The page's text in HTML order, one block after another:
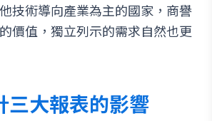
技術導向產業為主的國家，商譽
價值，獨立列示的需求自然也更
三大報表的影響